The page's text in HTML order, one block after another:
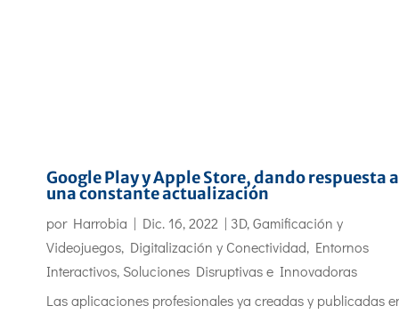
Google Play y Apple Store, dando respuesta a
una constante actualización
por Harrobia | Dic. 16, 2022 | 3D, Gamificación y
Videojuegos, Digitalización y Conectividad, Entornos
Interactivos, Soluciones Disruptivas e Innovadoras
Las aplicaciones profesionales ya creadas y publicadas